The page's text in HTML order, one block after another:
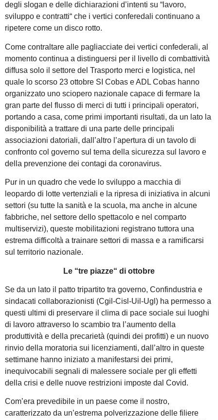
degli slogan e delle dichiarazioni d’intenti su “lavoro,
sviluppo e contratti“ che i vertici conferedali continuano a
ripetere come un disco rotto.
Come contraltare alle pagliacciate dei vertici confederali, al
momento continua a distinguersi per il livello di combattività
diffusa solo il settore del Trasporto merci e logistica, nel
quale lo scorso 23 ottobre SI Cobas e ADL Cobas hanno
organizzato uno sciopero nazionale capace di fermare la
gran parte del flusso di merci di tutti i principali operatori,
portando a casa, come primi importanti risultati, da un lato la
disponibilità a trattare di una parte delle principali
associazioni datoriali, dall’altro l’apertura di un tavolo di
confronto col governo sul tema della sicurezza sul lavoro e
della prevenzione dei contagi da coronavirus.
Pur in un quadro che vede lo sviluppo a macchia di
leopardo di lotte vertenziali e la ripresa di iniziativa in alcuni
settori (su tutte la sanità e la scuola, ma anche in alcune
fabbriche, nel settore dello spettacolo e nel comparto
multiservizi), queste mobilitazioni registrano tuttora una
estrema difficoltà a trainare settori di massa e a ramificarsi
sul territorio nazionale.
Le “tre piazze“ di ottobre
Se da un lato il patto tripartito tra governo, Confindustria e
sindacati collaborazionisti (Cgil-Cisl-Uil-Ugl) ha permesso a
questi ultimi di preservare il clima di pace sociale sui luoghi
di lavoro attraverso lo scambio tra l’aumento della
produttività e della precarietà (quindi dei profitti) e un nuovo
rinvio della moratoria sui licenziamenti, dall’altro in queste
settimane hanno iniziato a manifestarsi dei primi,
inequivocabili segnali di malessere sociale per gli effetti
della crisi e delle nuove restrizioni imposte dal Covid.
Com’era prevedibile in un paese come il nostro,
caratterizzato da un’estrema polverizzazione delle filiere